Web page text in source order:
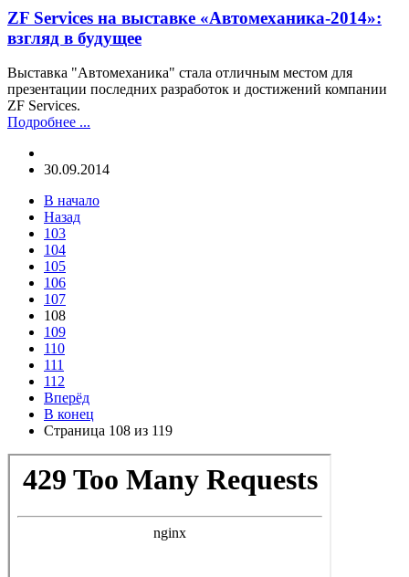
ZF Services на выставке «Автомеханика-2014»:
взгляд в будущее
Выставка "Автомеханика" стала отличным местом для
презентации последних разработок и достижений компании
ZF Services.
Подробнее ...
30.09.2014
В начало
Назад
103
104
105
106
107
108
109
110
111
112
Вперёд
В конец
Страница 108 из 119